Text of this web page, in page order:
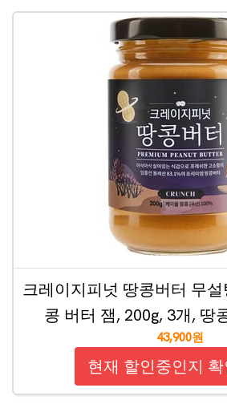
크레이지피넛 땅콩버터 무
콩 버터 잼, 200g, 3개, 땅
43,900원
현재 할인중인지 확